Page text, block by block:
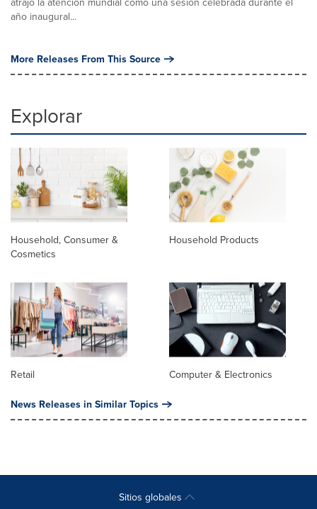
año inaugural...
More Releases From This Source
Explorar
Household, Consumer &
Cosmetics
Household Products
Retail Computer & Electronics
News Releases in Similar Topics
Sitios globales